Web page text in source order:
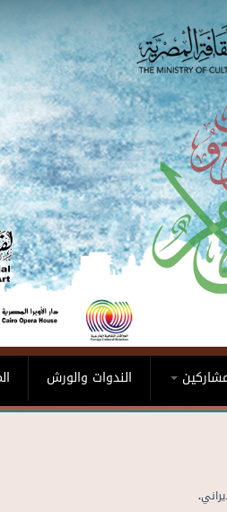
الندوات والورش
.